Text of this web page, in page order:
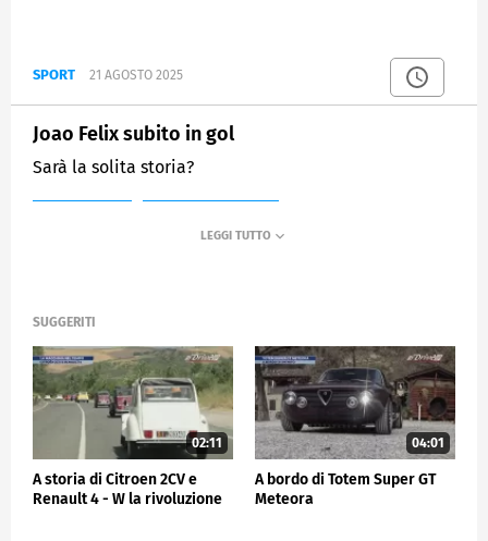
SPORT 21 AGOSTO 2025
Joao Felix subito in gol
Sarà la solita storia?
SUGGERITI
02:11
A storia di Citroen 2CV e
Renault 4 - W la rivoluzione
04:01
A bordo di Totem Super GT
Meteora